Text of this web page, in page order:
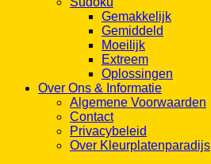
Gemakkelijk
Gemiddeld
Moeilijk
Extreem
Oplossingen
Over Ons & Informatie
Algemene Voorwaarden
Contact
Privacybeleid
Over Kleurplatenparadijs